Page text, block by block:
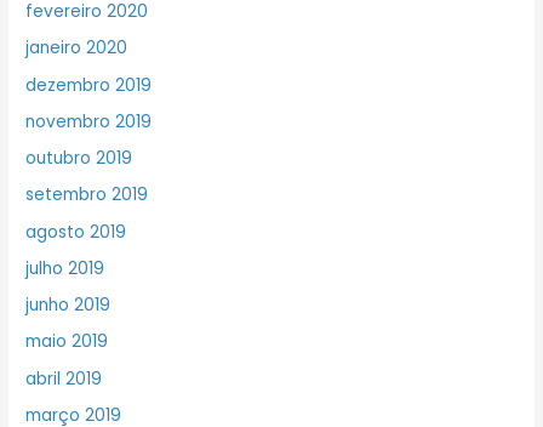
fevereiro 2020
janeiro 2020
dezembro 2019
novembro 2019
outubro 2019
setembro 2019
agosto 2019
julho 2019
junho 2019
maio 2019
abril 2019
março 2019